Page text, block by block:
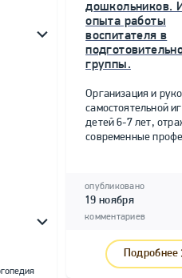
дошкольников.
опыта работы
воспитателя в
группы.
Организация и
самостоятельной
детей 6-7 лет,
современные
опубликовано
19 ноября
комментариев
Подробнее